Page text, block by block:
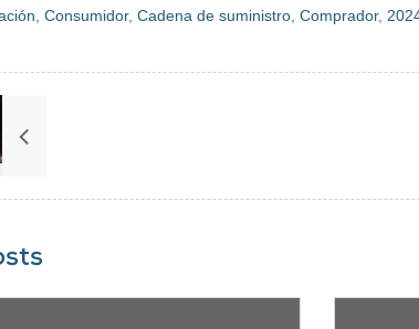
Consumidor, Cadena de suministro, Comprador,